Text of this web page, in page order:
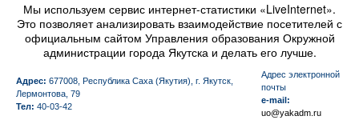
Мы используем сервис интернет-статистики «LiveInternet».
Это позволяет анализировать взаимодействие посетителей с
официальным сайтом Управления образования Окружной
администрации города Якутска и делать его лучше.
Адрес: 677008, Республика Саха (Якутия), г. Якутск,
Лермонтова, 79
Тел: 40-03-42
Aдрес электронной
почты
e-mail:
uo@yakadm.ru